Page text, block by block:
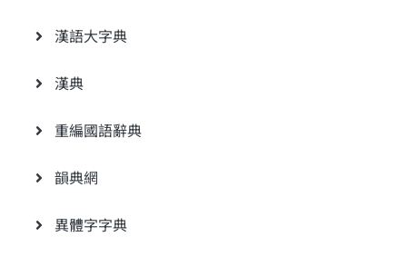
漢語大字典
漢典
重編國語辭典
韻典網
異體字字典